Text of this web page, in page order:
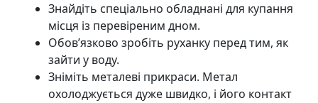
Знайдіть спеціально обладнані для купання
місця із перевіреним дном.
Обов’язково зробіть руханку перед тим, як
зайти у воду.
Зніміть металеві прикраси. Метал
охолоджується дуже швидко, і його контакт